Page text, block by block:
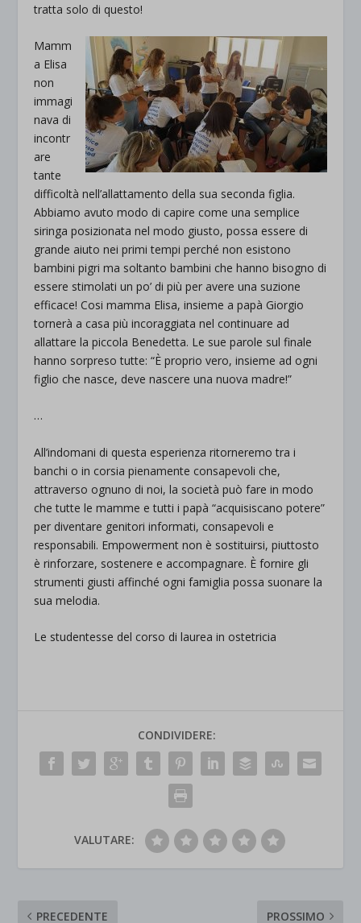
tratta solo di questo!
Mamm
a Elisa
non
immagi
nava di
incontr
are
tante
difficoltà nell’allattamento della sua seconda figlia.
Abbiamo avuto modo di capire come una semplice
siringa posizionata nel modo giusto, possa essere di
grande aiuto nei primi tempi perché non esistono
bambini pigri ma soltanto bambini che hanno bisogno di
essere stimolati un po’ di più per avere una suzione
efficace! Cosi mamma Elisa, insieme a papà Giorgio
tornerà a casa più incoraggiata nel continuare ad
allattare la piccola Benedetta. Le sue parole sul finale
hanno sorpreso tutte: “È proprio vero, insieme ad ogni
figlio che nasce, deve nascere una nuova madre!”
…
All’indomani di questa esperienza ritorneremo tra i
banchi o in corsia pienamente consapevoli che,
attraverso ognuno di noi, la società può fare in modo
che tutte le mamme e tutti i papà “acquisiscano potere”
per diventare genitori informati, consapevoli e
responsabili. Empowerment non è sostituirsi, piuttosto
è rinforzare, sostenere e accompagnare. È fornire gli
strumenti giusti affinché ogni famiglia possa suonare la
sua melodia.
Le studentesse del corso di laurea in ostetricia
CONDIVIDERE:
VALUTARE:
PRECEDENTE PROSSIMO